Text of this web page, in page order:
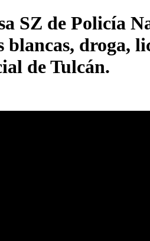
SZ de Policía
blancas, droga,
de Tulcán.